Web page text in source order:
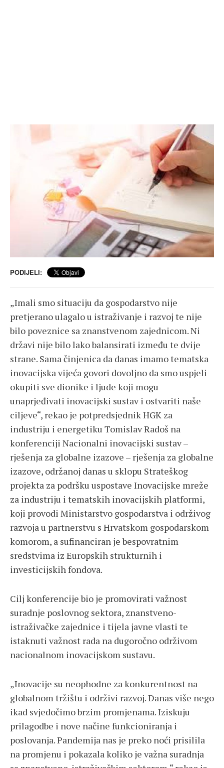
PODIJELI:
„Imali smo situaciju da gospodarstvo nije
pretjerano ulagalo u istraživanje i razvoj te nije
bilo poveznice sa znanstvenom zajednicom. Ni
državi nije bilo lako balansirati između te dvije
strane. Sama činjenica da danas imamo tematska
inovacijska vijeća govori dovoljno da smo uspjeli
okupiti sve dionike i ljude koji mogu
unaprjeđivati inovacijski sustav i ostvariti naše
ciljeve“, rekao je potpredsjednik HGK za
industriju i energetiku Tomislav Radoš na
konferenciji Nacionalni inovacijski sustav –
rješenja za globalne izazove – rješenja za globalne
izazove, održanoj danas u sklopu Strateškog
projekta za podršku uspostave Inovacijske mreže
za industriju i tematskih inovacijskih platformi,
koji provodi Ministarstvo gospodarstva i održivog
razvoja u partnerstvu s Hrvatskom gospodarskom
komorom, a sufinanciran je bespovratnim
sredstvima iz Europskih strukturnih i
investicijskih fondova.
Cilj konferencije bio je promovirati važnost
suradnje poslovnog sektora, znanstveno-
istraživačke zajednice i tijela javne vlasti te
istaknuti važnost rada na dugoročno održivom
nacionalnom inovacijskom sustavu.
„Inovacije su neophodne za konkurentnost na
globalnom tržištu i održivi razvoj. Danas više nego
ikad svjedočimo brzim promjenama. Iziskuju
prilagodbe i nove načine funkcioniranja i
poslovanja. Pandemija nas je preko noći prisilila
na promjenu i pokazala koliko je važna suradnja